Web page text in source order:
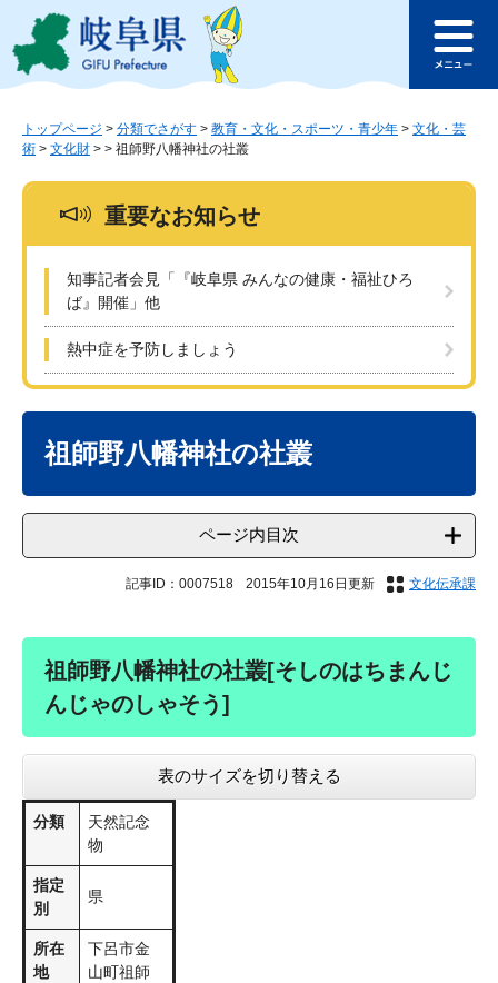
ジ
ュ
このページの本文へ
ュ
トップページ > 分類でさがす > 教育・文化・スポーツ・青少年 > 文化・芸
術 > 文化財 > > 祖師野八幡神社の社叢
重要なお知らせ
知事記者会見「『岐阜県 みんなの健康・福祉ひろ
ば』開催」他
熱中症を予防しましょう
祖師野八幡神社の社叢
ページ内目次
記事ID：0007518 2015年10月16日更新 文化伝承課
祖師野八幡神社の社叢[そしのはちまんじ
んじゃのしゃそう]
表のサイズを切り替える
分類
天然記念
物
指定
別
県
所在
地
下呂市金
山町祖師